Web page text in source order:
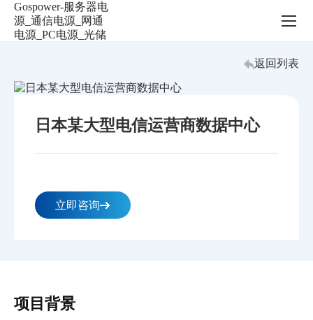
中
返回列表
日本某大型电信运营商数据中心
立即咨询
项目背景